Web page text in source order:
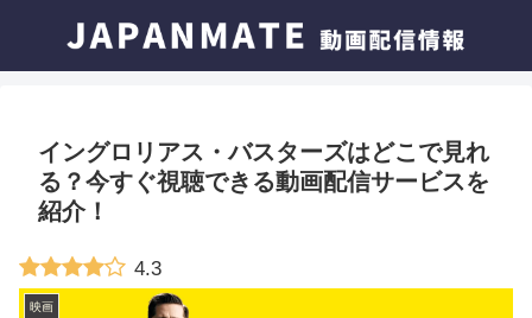
イングロリアス・バスターズはどこで見れ
る？今すぐ視聴できる動画配信サービスを
紹介！
4.3
映画